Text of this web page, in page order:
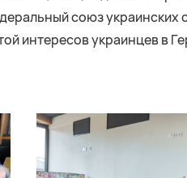
союз
интересов украинцев в